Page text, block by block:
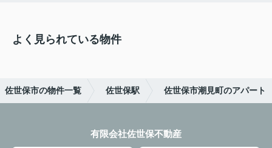
よく見られている物件
佐世保市の物件一覧 佐世保駅 佐世保市潮見町のアパート
有限会社佐世保不動産